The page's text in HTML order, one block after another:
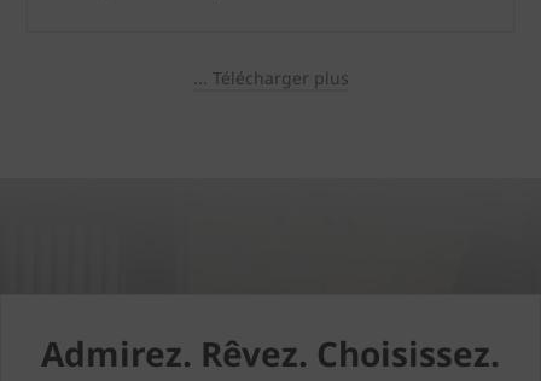
... Télécharger plus
Admirez. Rêvez. Choisissez.